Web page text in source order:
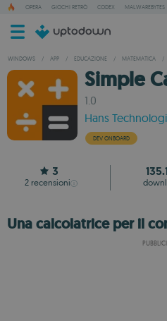
OPERA GIOCHI RETRÒ CODEX MALWAREBYTES
WINDOWS / APP / EDUCAZIONE / MATEMATICA /
Simple
1.0
Hans
DEV ONBOARD
3
2 recensioni
Una calcolatrice per il